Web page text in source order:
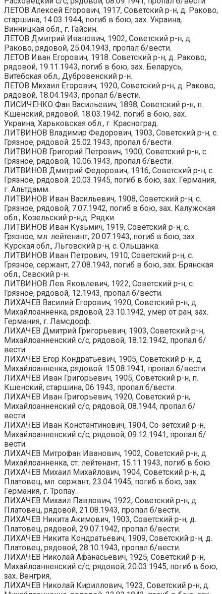
ЛЕТОВ Алексей Егорович, 1917, Советский р-н, д. Раково,
старшина, 14.03.1944, погиб в бою, зах. Украина,
Винницкая обл., г. Гайсин.
ЛЕТОВ Дмитрий Иванович, 1902, Советский р-н, д.
Раково, рядовой, 25.04.1943, пропал б/вести.
ЛЕТОВ Иван Егорович, 1918. Советский р-н, д. Раково,
рядовой, 19.11.1943, погиб в бою, зах. Беларусь,
Витебская обл., Дубровенский р-н.
ЛЕТОВ Михаил Егорович, 1920, Советский р-н, д. Раково,
рядовой, 18.04.1943, пропал б/вести.
ЛИСИЧЕНКО Фан Васильевич, 1898, Советский р-н, п.
Кшенский, рядовой. 18.03.1942. погиб в бою, зах.
Украина, Харьковская обл., г. Красноград.
ЛИТВИНОВ Владимир Федорович, 1903, Советский р-н, с.
Грязное, рядовой. 25.02.1943, пропал б/вести.
ЛИТВИНОВ Григорий Петрович, 1900, Советский р-н, с.
Грязное, рядовой, 10.06.1943, пропал б/вести.
ЛИТВИНОВ Дмитрий Федорович, 1916, Советский р-н, с.
Грязное, рядовой. 20.03.1945, погиб в бою, зах. Германия,
г. Альтдамм.
ЛИТВИНОВ Иван Васильевич, 1908, Советский р-н, с.
Грязное, рядовой, 7.07.1942, погиб в бою, зах. Калужская
обл., Козельский р-н,д. Рядки.
ЛИТВИНОВ Иван Кузьмич, 1919, Советский р-н, с.
Грязное, мл. лейтенант, 20.07.1943, погиб в бою, зах.
Курская обл., Льговский р-н, с. Ольшанка.
ЛИТВИНОВ Иван Петрович, 1910, Советский р-н, с.
Грязное, сержант, 27.08.1943, погиб в бою, зах. Брянская
обл., Севский р-н.
ЛИТВИНОВ Лев Яковлевич, 1922, Советский р-н, с.
Грязное, рядовой, 12.1943, пропал б/вести.
ЛИХАЧЕВ Василий Егорович, 1920, Советский р-н, д.
Михайлоанненка, рядовой, 23.10.1942, умер от ран, зах.
Германия, г. Ламсдорф.
ЛИХАЧЕВ Дмитрий Григорьевич, 1903, Советский р-н,
Михайлоанненский с/с, рядовой, 18.12.1942, пропал б/
вести.
ЛИХАЧЕВ Егор Кондратьевич, 1905, Советский р-н, д.
Михайлоанненка, рядовой. 15.08.1941, пропал б/вести.
ЛИХАЧЕВ Иван Григорьевич, 1905, Советский р-н, п.
Кшенский, старшина, 06.1943, пропал б/вести.
ЛИХАЧЕВ Иван Григорьевич, 1920, Советский р-н,
Михайлоанненский с/с, рядовой, 08.1944, пропал б/
вести.
ЛИХАЧЕВ Иван Константинович, 1904, Со-зетсхий р-н,
Михайлоанненский с/с, рядовой, 09.12.1941, пропал б/
вести.
ЛИХАЧЕВ Митрофан Иванович, 1902, Советский р-н, д.
Михайлоанненка, ст. лейтенант, 15.11.1943, погиб в бою.
ЛИХАЧЕВ Михаил Михайлович, 1904, Советский р-н, д.
Платовец, мл. сержант, 23.04.1945, погиб в бою, зах.
Германия, г. Тропау.
ЛИХАЧЕВ Михаил Павлович, 1922, Советский р-н, д.
Платовец, рядовой, 21.08.1943, пропал б/вести.
ЛИХАЧЕВ Никита Акимович, 1903, Советский р-н, д.
Платовец, рядовой, 29.07.1942, пропал б/вести.
ЛИХАЧЕВ Никита Кондратьевич, 1909, Советский р-н, д.
Платовец, рядовой, 28.10.1943, пропал б/вести.
ЛИХАЧЕВ Николай Афанасьевич, 1925, Советский р-н,
Михайлоанненский с/с, рядовой, 20.03.1945, погиб в бою,
зах. Венгрия,
ЛИХАЧЕВ Николай Кириллович, 1923, Советский р-н, д.